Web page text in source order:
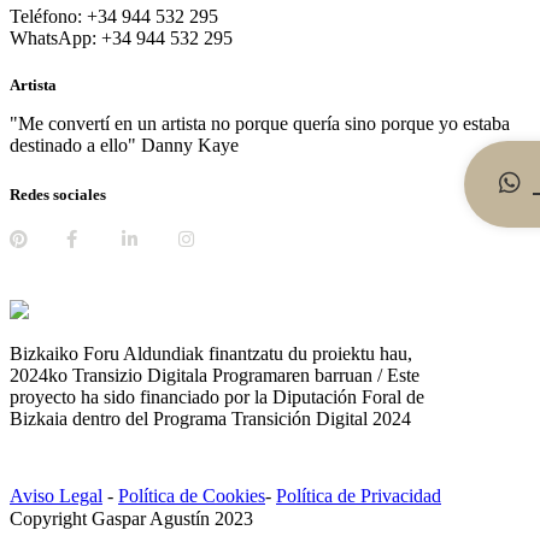
Teléfono: +34 944 532 295
WhatsApp: +34 944 532 295
Artista
"Me convertí en un artista no porque quería sino porque yo estaba
destinado a ello" Danny Kaye
Redes sociales
Bizkaiko Foru Aldundiak finantzatu du proiektu hau,
2024ko Transizio Digitala Programaren barruan / Este
proyecto ha sido financiado por la Diputación Foral de
Bizkaia dentro del Programa Transición Digital 2024
Aviso Legal - Política de Cookies- Política de Privacidad
Copyright Gaspar Agustín 2023